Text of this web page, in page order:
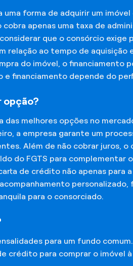
forma de adquirir um
apenas uma taxa de
que o consórcio exige
ao tempo de aquisição
do imóvel, o financiamento
financiamento depende do
opção?
das melhores opções no
a empresa garante um
Além de não cobrar juros, o
do FGTS para complementar
de crédito não apenas para
para o consorciado.
para um fundo
crédito para comprar o imóvel